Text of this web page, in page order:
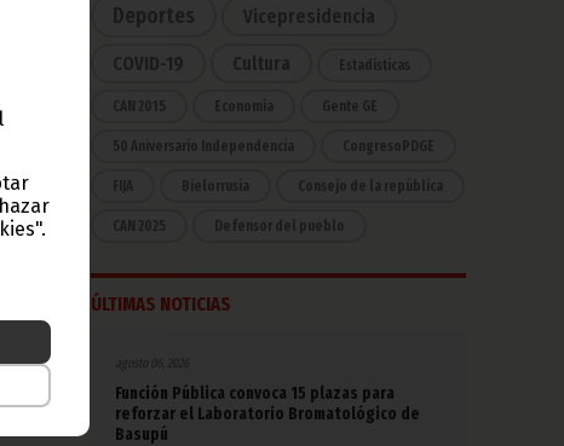
ha
Osa
de
y
la
Deportes Vicepresidencia
COVID-19 Cultura Estadísticas
CAN 2015 Economía Gente GE
50 Aniversario Independencia CongresoPDGE
FIJA Bielorrusia Consejo de la república
CAN 2025 Defensor del pueblo
ÚLTIMAS NOTICIAS
agosto 06, 2026
Función Pública convoca 15 plazas para
reforzar el Laboratorio Bromatológico de
Basupú